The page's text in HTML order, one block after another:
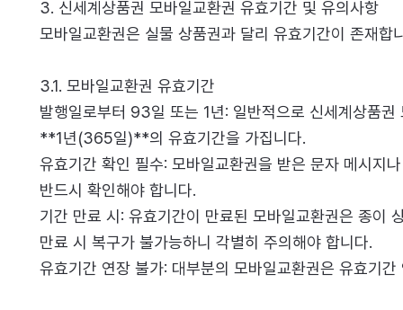
3. 신세계상품권 모바일교환권 유효기간 및 유의사항
모바일교환권은 실물 상품권과 달리 유효기간이 존재합
3.1. 모바일교환권 유효기간
발행일로부터 93일 또는 1년: 일반적으로 신세계상품
**1년(365일)**의 유효기간을 가집니다.
유효기간 확인 필수: 모바일교환권을 받은 문자 메시지
반드시 확인해야 합니다.
기간 만료 시: 유효기간이 만료된 모바일교환권은 종이
만료 시 복구가 불가능하니 각별히 주의해야 합니다.
유효기간 연장 불가: 대부분의 모바일교환권은 유효기간